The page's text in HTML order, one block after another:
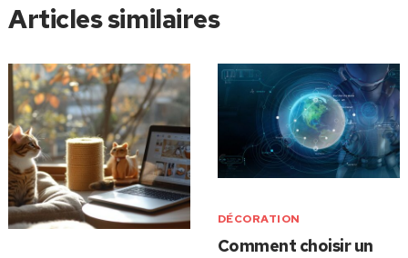
Articles similaires
DÉCORATION
Comment choisir un